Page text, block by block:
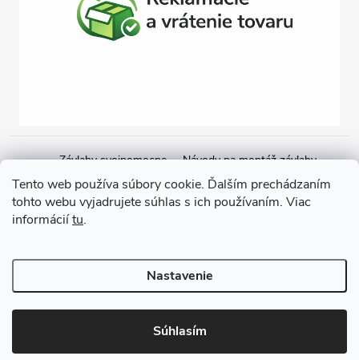
Tento web používa súbory cookie. Ďalším prechádzaním
tohto webu vyjadrujete súhlas s ich používaním. Viac
informáciítu.
Nastavenie
Súhlasím
Závlahy svojpomocne
Návody na montáž závlahy
Cenová ponuka na závlahu
Blogové články
Čerpacie zostavy
Poradenstvo
Ponorné čerpadlá
Vytvoril Shoptet
Copyright 2026GARDEN STREET. Všetky práva vyhradené.
Odstúpiť od zmluvy